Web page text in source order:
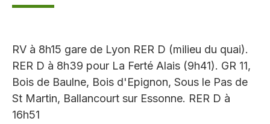
RV à 8h15 gare de Lyon RER D (milieu du quai).
RER D à 8h39 pour La Ferté Alais (9h41). GR 11,
Bois de Baulne, Bois d'Epignon, Sous le Pas de
St Martin, Ballancourt sur Essonne. RER D à
16h51